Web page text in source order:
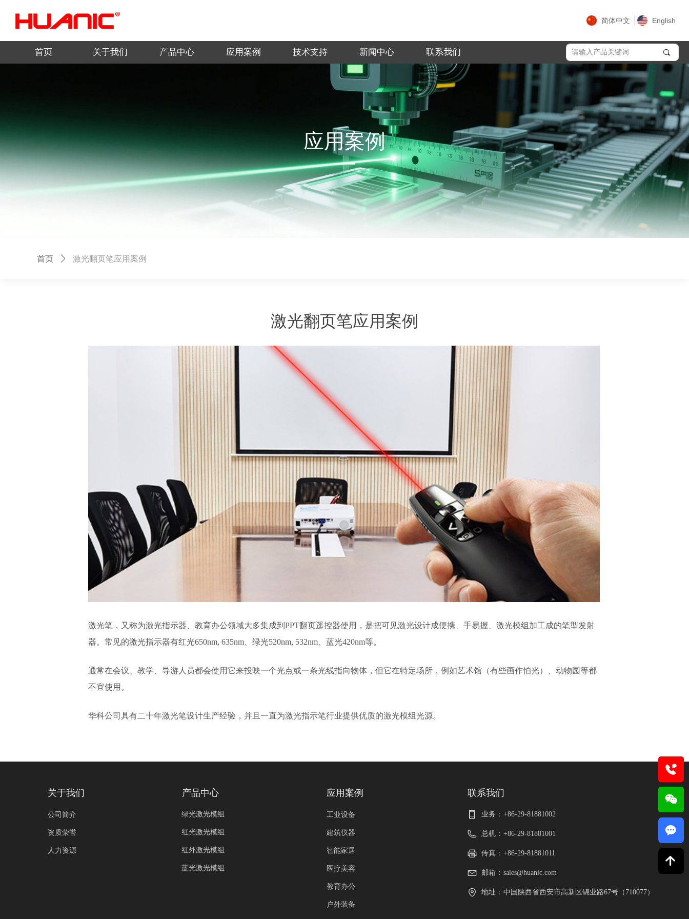
끠
首页 关于我们 产品中心 应用案例 技术支持 新闻中心 联系我们
简体中文 English
首页 ꄲ 激光翻页笔应用案例
激光翻页笔应用案例
激光笔，又称为激光指示器、教育办公领域大多集成到PPT翻页遥控器使用，是把可见激光设计成便携、手易握、激光模组加工成的笔型发射
器。常见的激光指示器有红光650nm, 635nm、绿光520nm, 532nm、蓝光420nm等。
通常在会议、教学、导游人员都会使用它来投映一个光点或一条光线指向物体，但它在特定场所，例如艺术馆（有些画作怕光）、动物园等都
不宜使用。
华科公司具有二十年激光笔设计生产经验，并且一直为激光指示笔行业提供优质的激光模组光源。
应用案例
—
联系我们
业务： +86-29-81881002
总机： +86-29-81881001
传真： +86-29-81881011
邮箱： sales@huanic.com
地址： 中国陕西省西安市高新区锦业路67号（710077）
应用案例
工业设备
建筑仪器
智能家居
医疗美容
教育办公
户外装备
关于我们
公司简介
资质荣誉
人力资源
产品中心
绿光激光模组
红光激光模组
红外激光模组
蓝光激光模组
끁
녕